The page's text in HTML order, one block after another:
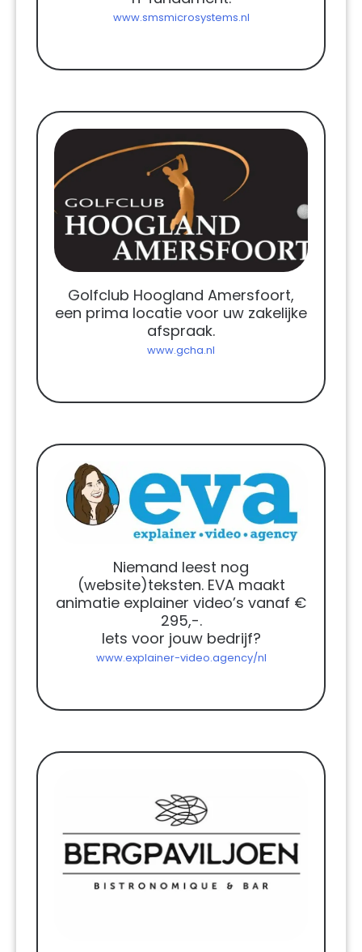
www.smsmicrosystems.nl
Golfclub Hoogland Amersfoort,
een prima locatie voor uw zakelijke
afspraak.
www.gcha.nl
Niemand leest nog
(website)teksten. EVA maakt
animatie explainer video’s vanaf €
295,-.
Iets voor jouw bedrijf?
www.explainer-video.agency/nl